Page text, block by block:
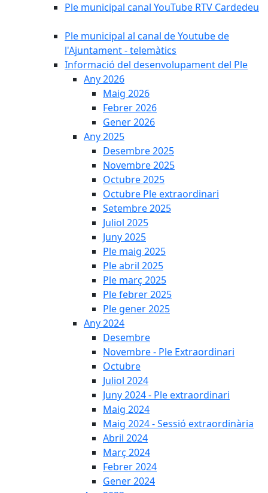
Ple municipal canal YouTube RTV Cardedeu
Ple municipal al canal de Youtube de
l'Ajuntament - telemàtics
Informació del desenvolupament del Ple
Any 2026
Maig 2026
Febrer 2026
Gener 2026
Any 2025
Desembre 2025
Novembre 2025
Octubre 2025
Octubre Ple extraordinari
Setembre 2025
Juliol 2025
Juny 2025
Ple maig 2025
Ple abril 2025
Ple març 2025
Ple febrer 2025
Ple gener 2025
Any 2024
Desembre
Novembre - Ple Extraordinari
Octubre
Juliol 2024
Juny 2024 - Ple extraordinari
Maig 2024
Maig 2024 - Sessió extraordinària
Abril 2024
Març 2024
Febrer 2024
Gener 2024